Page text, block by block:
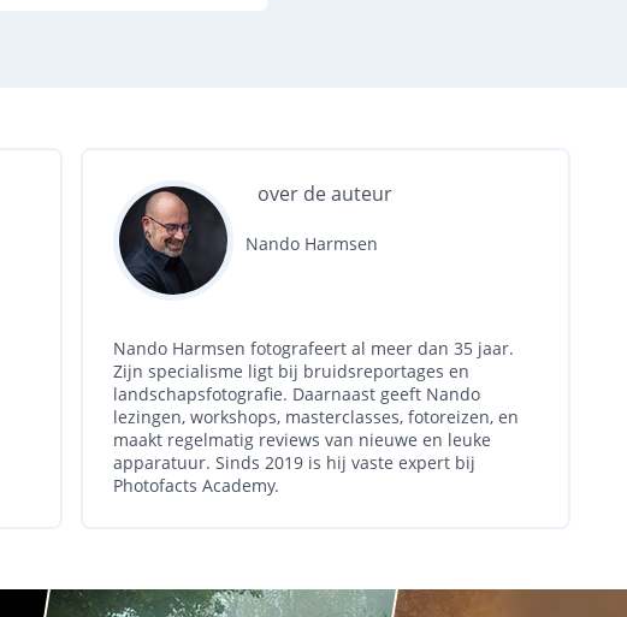
over de auteur
Nando Harmsen
Nando Harmsen fotografeert al meer dan 35 jaar.
Zijn specialisme ligt bij bruidsreportages en
landschapsfotografie. Daarnaast geeft Nando
lezingen, workshops, masterclasses, fotoreizen, en
maakt regelmatig reviews van nieuwe en leuke
apparatuur. Sinds 2019 is hij vaste expert bij
Photofacts Academy.